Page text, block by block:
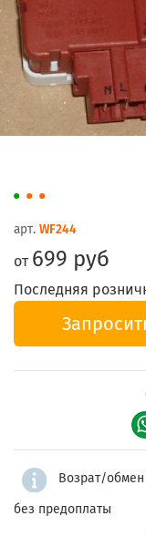
арт. WF244
от 699 руб
Последняя
Возрат/обмен
без предоплаты